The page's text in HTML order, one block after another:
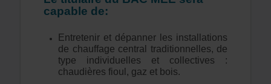
capable de:
Entretenir et dépanner les installations
de chauffage central traditionnelles, de
type individuelles et collectives :
chaudières fioul, gaz et bois.